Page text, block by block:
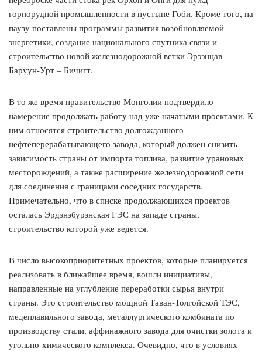
горнорудной промышленности в пустыне Гоби. Кроме того, на
паузу поставлены программы развития возобновляемой
энергетики, создание национального спутника связи и
строительство новой железнодорожной ветки Эрээнцав –
Баруун-Урт – Бичигт.
В то же время правительство Монголии подтвердило
намерение продолжать работу над уже начатыми проектами. К
ним относятся строительство долгожданного
нефтеперерабатывающего завода, который должен снизить
зависимость страны от импорта топлива, развитие урановых
месторождений, а также расширение железнодорожной сети
для соединения с границами соседних государств.
Примечательно, что в списке продолжающихся проектов
осталась Эрдэнэбурэнская ГЭС на западе страны,
строительство которой уже ведется.
В число высокоприоритетных проектов, которые планируется
реализовать в ближайшее время, вошли инициативы,
направленные на углубление переработки сырья внутри
страны. Это строительство мощной Таван-Толгойской ТЭС,
медеплавильного завода, металлургического комбината по
производству стали, аффинажного завода для очистки золота и
угольно-химического комплекса. Очевидно, что в условиях